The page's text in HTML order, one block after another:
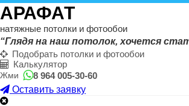
АРАФАТ
натяжные потолки и фотообои
“Глядя на наш потолок, хочется
Подобрать потолки и фотообои
Калькулятор
Жми
8 964 005-30-60
Оставить заявку